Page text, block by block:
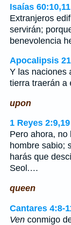
Isaías 60:10,11
Extranjeros
servirán;
benevolencia
Apocalipsis
Y las naciones
tierra traerán a
upon
1 Reyes 2:9,19
Pero ahora, no
hombre sabio;
harás que
Seol.…
queen
Cantares 4:8-
Ven conmigo